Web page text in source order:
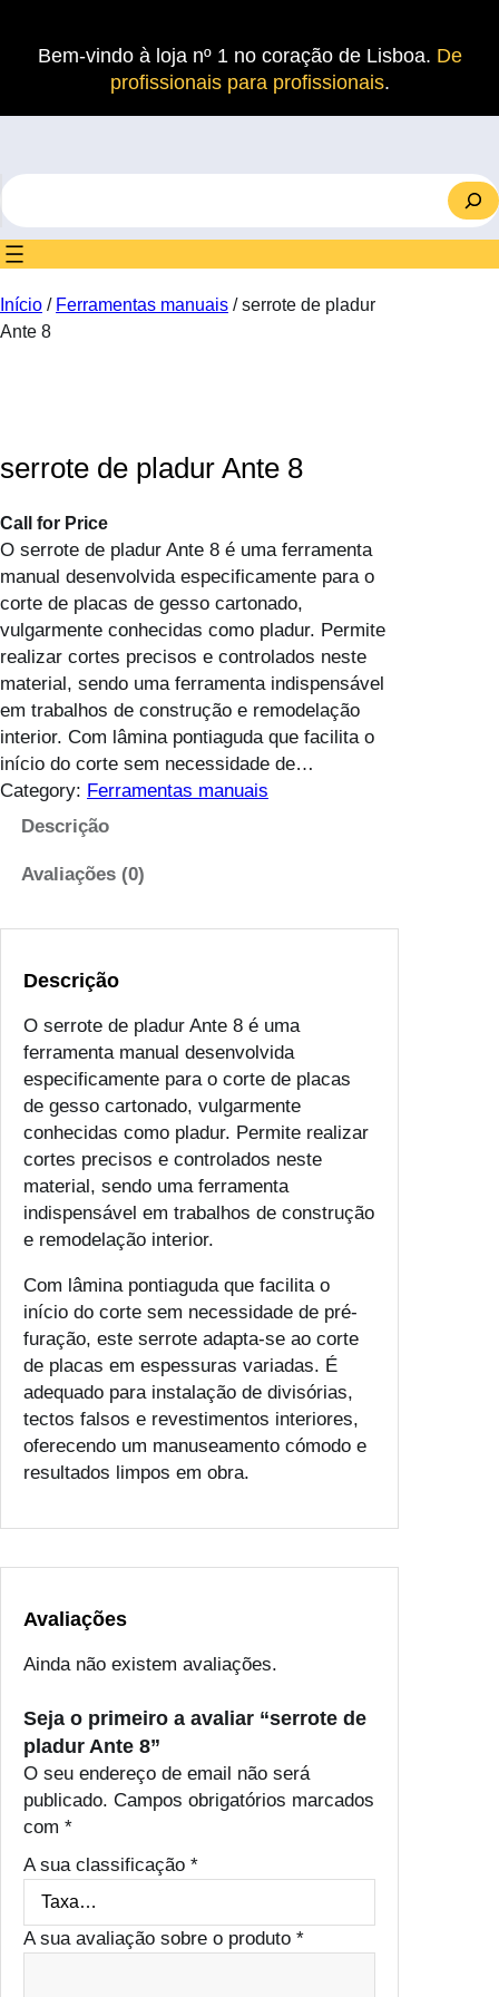
Bem-vindo à loja nº 1 no coração de Lisboa. De
profissionais para profissionais.
S
e
a
r
h
Início / Ferramentas manuais / serrote de pladur
Ante 8
serrote de pladur Ante 8
Call for Price
O serrote de pladur Ante 8 é uma ferramenta
manual desenvolvida especificamente para o
corte de placas de gesso cartonado,
vulgarmente conhecidas como pladur. Permite
realizar cortes precisos e controlados neste
material, sendo uma ferramenta indispensável
em trabalhos de construção e remodelação
interior. Com lâmina pontiaguda que facilita o
início do corte sem necessidade de…
Category: Ferramentas manuais
Descrição
Avaliações (0)
Descrição
O serrote de pladur Ante 8 é uma
ferramenta manual desenvolvida
especificamente para o corte de placas
de gesso cartonado, vulgarmente
conhecidas como pladur. Permite realizar
cortes precisos e controlados neste
material, sendo uma ferramenta
indispensável em trabalhos de construção
e remodelação interior.
Com lâmina pontiaguda que facilita o
início do corte sem necessidade de pré-
furação, este serrote adapta-se ao corte
de placas em espessuras variadas. É
adequado para instalação de divisórias,
tectos falsos e revestimentos interiores,
oferecendo um manuseamento cómodo e
resultados limpos em obra.
Avaliações
Ainda não existem avaliações.
Seja o primeiro a avaliar “serrote de
pladur Ante 8”
O seu endereço de email não será
publicado. Campos obrigatórios marcados
com *
A sua classificação *
A sua avaliação sobre o produto *